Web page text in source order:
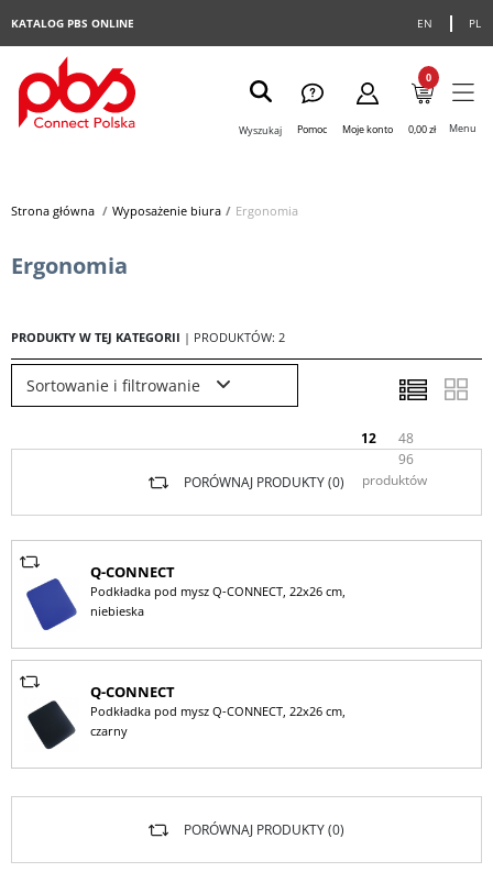
EN PL
KATALOG PBS ONLINE
Wyszukaj Pomoc Moje konto
0
0,00 zł Menu
Strona główna> Wyposażenie biura> Ergonomia
Ergonomia
PRODUKTY W TEJ KATEGORII | PRODUKTÓW: 2
Sortowanie i filtrowanie
12
48
96
produktów
PORÓWNAJ PRODUKTY (0)
Q-CONNECT
Podkładka pod mysz Q-CONNECT, 22x26 cm,
niebieska
Q-CONNECT
Podkładka pod mysz Q-CONNECT, 22x26 cm,
czarny
PORÓWNAJ PRODUKTY (0)